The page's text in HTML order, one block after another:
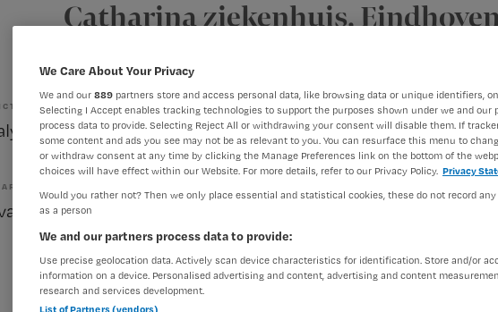
Catharina ziekenhuis,
verpleegkundige
BRANCHE
Ziekenhuis
AANSTELLING
Vaste
We Care About Your Privacy
We and our 889 partners store and access personal data, like browsing data or unique identifiers,
Selecting I Accept enables tracking technologies to support the purposes shown under we and our
process data to provide. Selecting Reject All or withdrawing your consent will disable them. If
some content and ads you see may not be as relevant to you. You can resurface this menu to
or withdraw consent at any time by clicking the Manage Preferences link on the bottom of the
choices will have effect within our Website. For more details, refer to our Privacy Policy. Privacy
Would you rather not? Then we only place essential and statistical cookies, these do not record
as a person
We and our partners process data to provide:
Use precise geolocation data. Actively scan device characteristics for identification. Store and/or
information on a device. Personalised advertising and content, advertising and content
research and services development.
List of Partners (vendors)